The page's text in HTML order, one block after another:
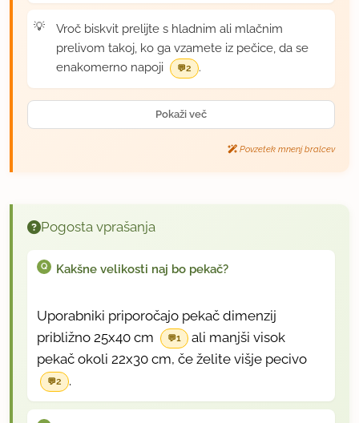
Vroč biskvit prelijte s hladnim ali mlačnim
prelivom takoj, ko ga vzamete iz pečice, da se
enakomerno napoji
2 .
Pokaži več
Povzetek mnenj bralcev
Pogosta vprašanja
Kakšne velikosti naj bo pekač?
Uporabniki priporočajo pekač dimenzij
približno 25x40 cm
1
ali manjši visok
pekač okoli 22x30 cm, če želite višje pecivo
2 .